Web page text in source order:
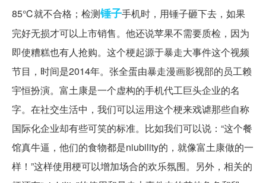
85℃就不合格；检测锤子手机时，用锤子砸下去，如果
完好无损才可以上市销售。他还说苹果不需要质检，因为
即使糟糕也有人抢购。这个梗起源于暴走大事件这个视频
节目，时间是2014年。张全蛋由暴走漫画影视部的员工赖
宇恒扮演。富土康是一个虚构的手机代工巨头企业的名
字。在社交生活中，我们可以运用这个梗来戏谑那些自称
国际化企业却有些可笑的标准。比如我们可以说：“这个餐
馆真牛逼，他们的食物都是niubility的，就像富土康做的一
样！”这样使用梗可以增加场合的欢乐氛围。另外，相关的